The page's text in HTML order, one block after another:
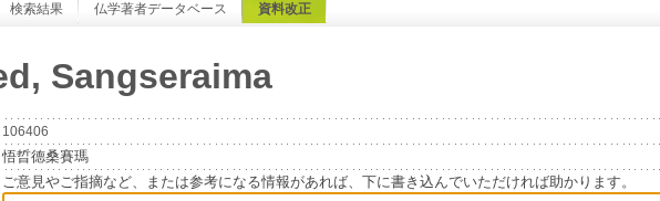
検索結果 仏学著者データベース 資料改正
Sangseraima
106406
悟晢德桑賽瑪
ご意見やご指摘など、または参考になる情報があれば、下に書き込んでいただければ助かります。